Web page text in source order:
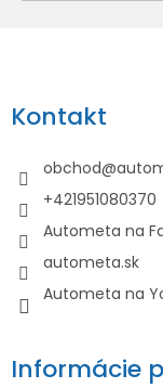
p
äKontakt
obchod@
+421951080370
Autometa na
autometa.sk
Autometa na
Informácie